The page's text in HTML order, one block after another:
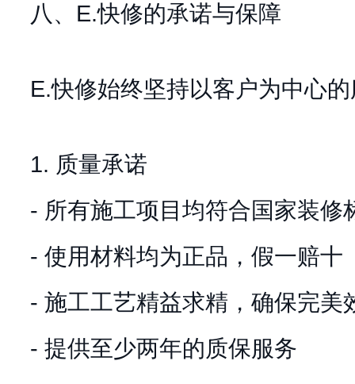
八、E.快修的承诺与保障
E.快修始终坚持以客户为中心
1. 质量承诺
- 所有施工项目均符合国家装修
- 使用材料均为正品，假一赔十
- 施工工艺精益求精，确保完美
- 提供至少两年的质保服务